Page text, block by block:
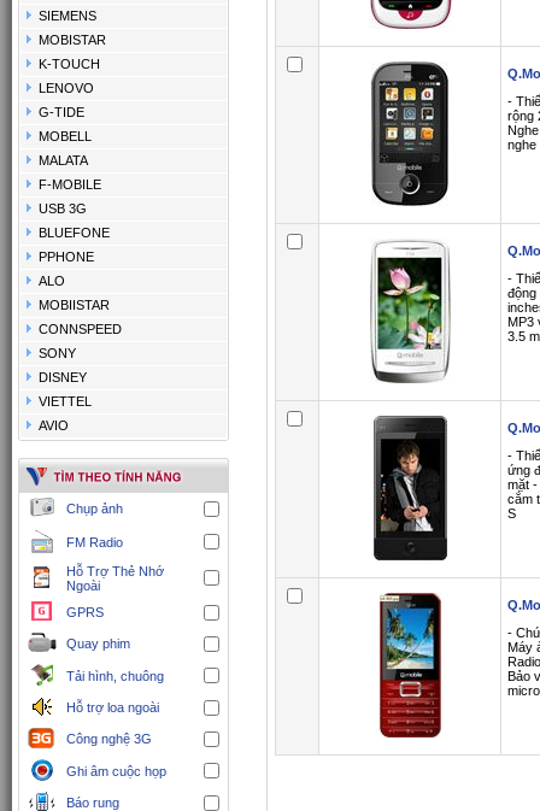
SIEMENS
MOBISTAR
K-TOUCH
LENOVO
G-TIDE
MOBELL
MALATA
F-MOBILE
USB 3G
BLUEFONE
PPHONE
ALO
MOBIISTAR
CONNSPEED
SONY
DISNEY
VIETTEL
AVIO
Chụp ảnh
FM Radio
Hỗ Trợ Thẻ Nhớ
Ngoài
GPRS
Quay phim
Tải hình, chuông
Hỗ trợ loa ngoài
Công nghệ 3G
Ghi âm cuộc họp
Báo rung
-
rộng
nghe
-
động
MP3
3.5 m
-
ứng
mặt
cắm
S
-
Máy
Bảo
micro